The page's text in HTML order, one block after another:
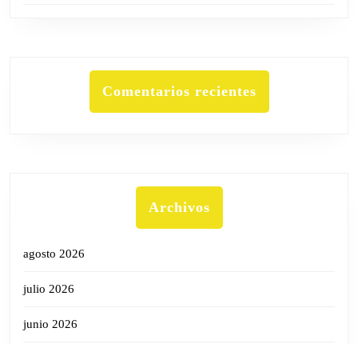
Comentarios recientes
Archivos
agosto 2026
julio 2026
junio 2026